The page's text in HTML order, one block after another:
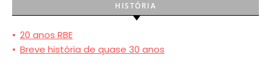
HISTÓRIA
• 20 anos RBE
• Breve história de quase 30 anos